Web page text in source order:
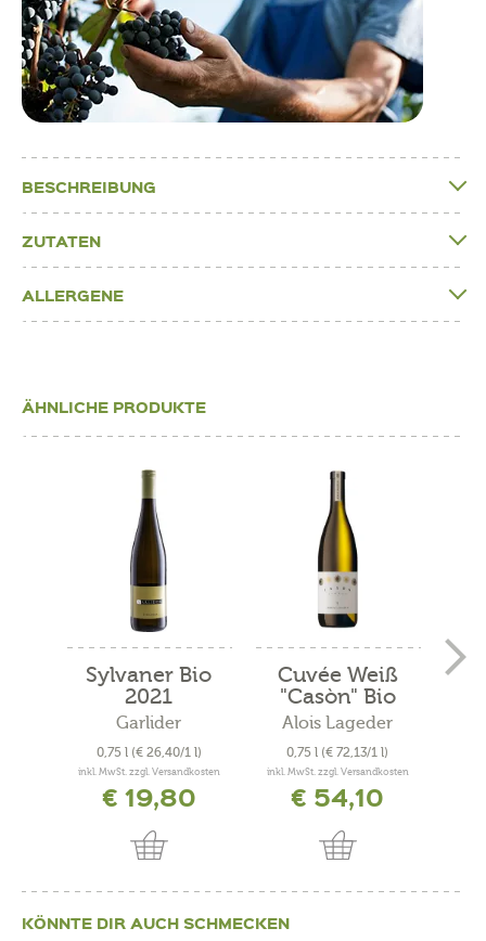
BESCHREIBUNG
ZUTATEN
ALLERGENE
ÄHNLICHE PRODUKTE
Sylvaner Bio
2021
Garlider
0,75 l (€ 26,40/1 l)
inkl. MwSt. zzgl. Versandkosten
€ 19,80
Cuvée Weiß
"Casòn" Bio
2021
Alois Lageder
0,75 l (€ 72,13/1 l)
inkl. MwSt. zzgl. Versandkosten
€ 54,10
KÖNNTE DIR AUCH SCHMECKEN